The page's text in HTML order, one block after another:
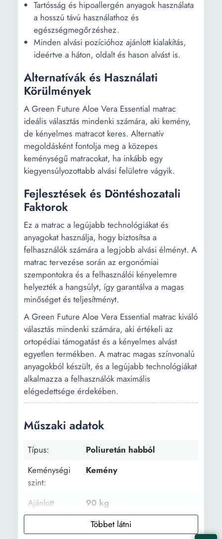
Tartósság és hipoallergén anyagok használata
a hosszú távú használathoz és
egészségmegőrzéshez.
Minden alvási pozícióhoz ajánlott kialakítás,
ideértve a háton, oldalt és hason alvást is.
Alternatívák és Használati
Körülmények
A Green Future Aloe Vera Essential matrac
ideális választás mindenki számára, aki kemény,
de kényelmes matracot keres. Alternatív
megoldásként fontolja meg a közepes
keménységű matracokat, ha inkább egy
kiegyensúlyozottabb alvási felületre vágyik.
Fejlesztések és Döntéshozatali
Faktorok
Ez a matrac a legújabb technológiákat és
anyagokat használja, hogy biztosítsa a
felhasználók számára a legjobb alvási élményt. A
matrac tervezése során az ergonómiai
szempontokra és a felhasználói kényelemre
helyezték a hangsúlyt, így garantálva a magas
minőséget és teljesítményt.
A Green Future Aloe Vera Essential matrac kiváló
választás mindenki számára, aki értékeli az
ortopédiai támogatást és a kényelmes alvást
egyetlen termékben. A matrac magas színvonalú
anyagokból készült, és a legújabb technológiákat
alkalmazza a felhasználók maximális
elégedettsége érdekében.
Műszaki adatok
Típus:
Poliuretán habból
Keménységi
szint:
Kemény
Ajánlott
súly/személy:
90 kg
Levehető Nem